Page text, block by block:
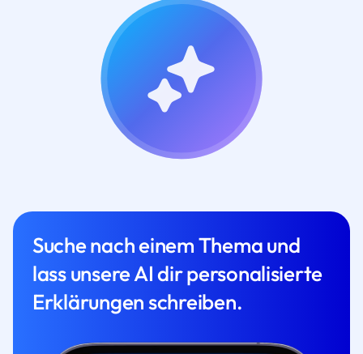
Suche nach einem Thema und
lass unsere AI dir personalisierte
Erklärungen schreiben.